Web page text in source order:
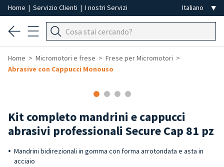
Home | Servizio Clienti | I nostri Servizi
Home Micromotori e frese
Frese per Micromotori
Abrasive con Cappucci Monouso
Kit completo mandrini e cappucci
abrasivi professionali Secure Cap 81 pz
Mandrini bidirezionali in gomma con forma arrotondata e asta in
acciaio